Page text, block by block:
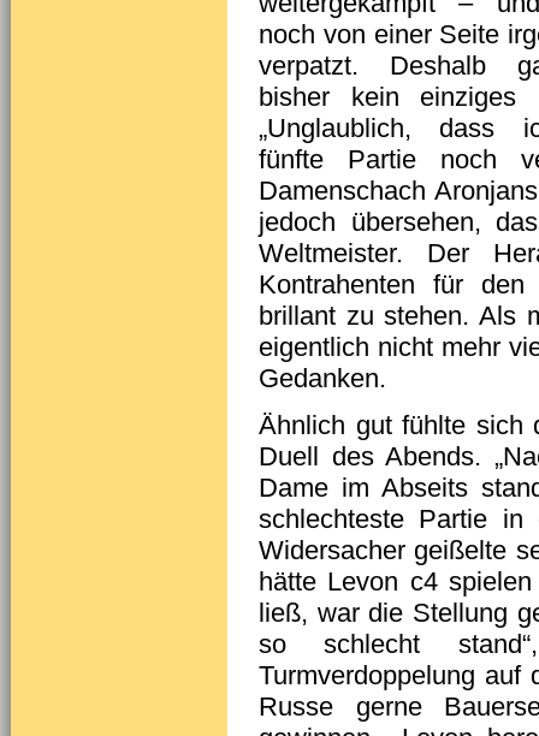
noch von einer Seite
verpatzt. Deshalb
bisher kein einziges
„Unglaublich, dass
fünfte Partie noch
Damenschach
jedoch übersehen,
Weltmeister. Der
Kontrahenten für
brillant zu stehen. Als
eigentlich nicht mehr
Gedanken.
Ähnlich gut fühlte sich
Duell des Abends.
Dame im Abseits
schlechteste Partie in
Widersacher geißelte
hätte Levon c4
ließ, war die Stellung
so schlecht
Turmverdoppelung auf
Russe gerne